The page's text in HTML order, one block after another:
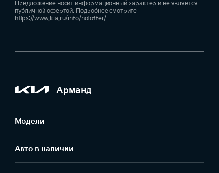
Предложение носит информационный характер и не является
публичной офертой. Подробнее смотрите
https://www.kia.ru/info/notoffer/
Арманд
Модели
Авто в наличии